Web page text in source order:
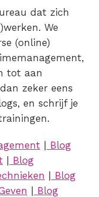
dat zich
We
(online)
tot aan
zeker eens
en schrijf je
| Blog
| Blog
| Blog
| Blog